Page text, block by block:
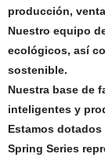
producción,
Nuestro equipo
ecológicos, así
sostenible.
Nuestra base de
inteligentes y
Estamos
Spring Series